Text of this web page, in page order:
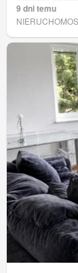
9 dni temu